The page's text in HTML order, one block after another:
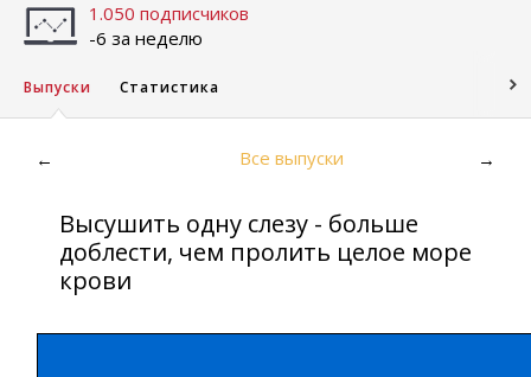
1.050 подписчиков
-6 за неделю
Выпуски Статистика
← Все выпуски →
Высушить одну слезу - больше
доблести, чем пролить целое море
крови